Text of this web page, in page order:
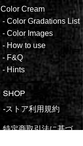
Color Cream
- ​ Color Gradations List
- Color Images
-How touse
- F&Q
- Hints
SHOP
​​-ストア利用規約
特定商取引法に基づ